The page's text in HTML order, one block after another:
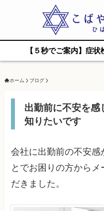
【５秒でご案内】症
ホーム ブログ
出勤前に不安を
知りたいです
会社に出勤前の不安感
とでお困りの方から
だきました。